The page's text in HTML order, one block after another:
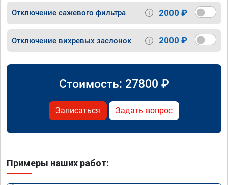
Отключение сажевого фильтра 2000 ₽
Отключение вихревых заслонок 2000 ₽
Стоимость: 27800 ₽
Записаться Задать вопрос
Примеры наших работ: